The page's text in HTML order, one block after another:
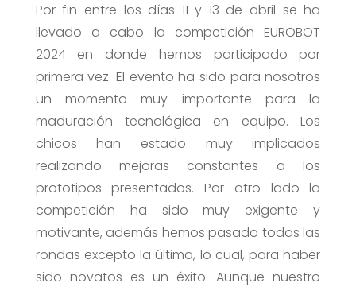
Por fin entre los días 11 y 13 de abril se ha
llevado a cabo la competición EUROBOT
2024 en donde hemos participado por
primera vez. El evento ha sido para nosotros
un momento muy importante para la
maduración tecnológica en equipo. Los
chicos han estado muy implicados
realizando mejoras constantes a los
prototipos presentados. Por otro lado la
competición ha sido muy exigente y
motivante, además hemos pasado todas las
rondas excepto la última, lo cual, para haber
sido novatos es un éxito. Aunque nuestro